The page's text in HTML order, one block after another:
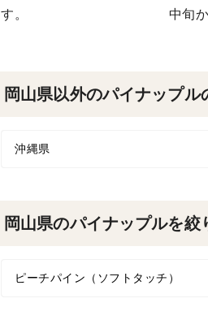
す。
中旬
岡山県以外のパイナップル
沖縄県
岡山県のパイナップルを絞
ピーチパイン（ソフトタッチ）